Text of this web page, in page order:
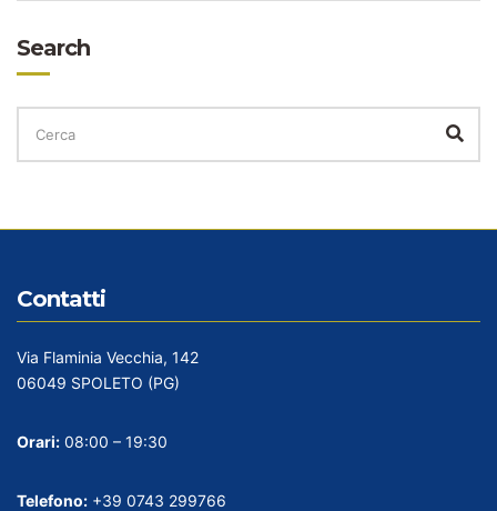
Search
CERCA
PER:
Contatti
Via Flaminia Vecchia, 142
06049 SPOLETO (PG)
Orari: 08:00 – 19:30
Telefono: +39 0743 299766